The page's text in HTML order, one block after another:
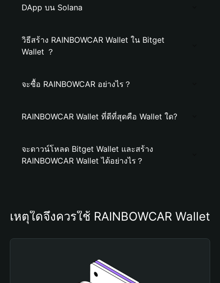
DApp บน Solana
วิธีสร้าง RAINBOWCAR Wallet ใน Bitget
Wallet ？
จะซื้อ RAINBOWCAR อย่างไร？
RAINBOWCAR Wallet ที่ดีที่สุดคือ Wallet ใด?
จะดาวน์โหลด Bitget Wallet และสร้าง
RAINBOWCAR Wallet ได้อย่างไร？
เหตุใดจึงควรใช้ RAINBOWCAR Wallet